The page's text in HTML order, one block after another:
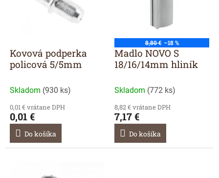
kd
u
v
Kovová podperka
policová 5/5mm
Skladom (930 ks)
0,01 € vrátane DPH
0,01 €
Do košíka
8,80 € –18 %
Madlo NOVO S
18/16/14mm hliník
Skladom (772 ks)
8,82 € vrátane DPH
7,17 €
Do košíka